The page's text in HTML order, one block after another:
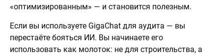
«оптимизированным» — и становится полезным.
Если вы используете GigaChat для аудита — вы
перестаёте бояться ИИ. Вы начинаете его
использовать как молоток: не для строительства, а